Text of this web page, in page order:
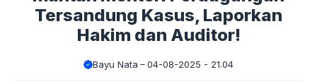
Tersandung Kasus, Laporkan
Hakim dan Auditor!
Bayu Nata 04-08-2025 - 21.04